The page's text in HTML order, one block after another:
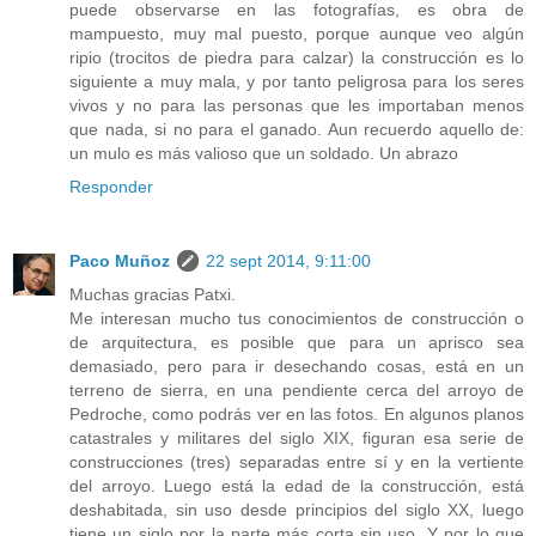
puede observarse en las fotografías, es obra de
mampuesto, muy mal puesto, porque aunque veo algún
ripio (trocitos de piedra para calzar) la construcción es lo
siguiente a muy mala, y por tanto peligrosa para los seres
vivos y no para las personas que les importaban menos
que nada, si no para el ganado. Aun recuerdo aquello de:
un mulo es más valioso que un soldado. Un abrazo
Responder
Paco Muñoz
22 sept 2014, 9:11:00
Muchas gracias Patxi.
Me interesan mucho tus conocimientos de construcción o
de arquitectura, es posible que para un aprisco sea
demasiado, pero para ir desechando cosas, está en un
terreno de sierra, en una pendiente cerca del arroyo de
Pedroche, como podrás ver en las fotos. En algunos planos
catastrales y militares del siglo XIX, figuran esa serie de
construcciones (tres) separadas entre sí y en la vertiente
del arroyo. Luego está la edad de la construcción, está
deshabitada, sin uso desde principios del siglo XX, luego